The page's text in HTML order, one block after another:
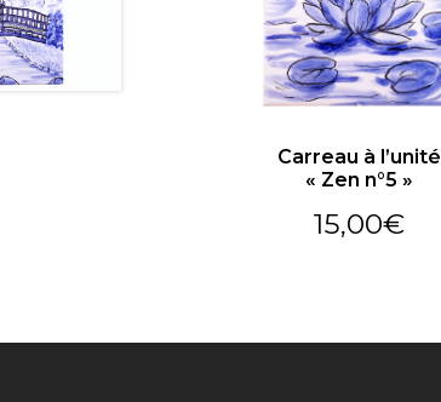
Carreau à l’unité
« Zen n°5 »
15,00€